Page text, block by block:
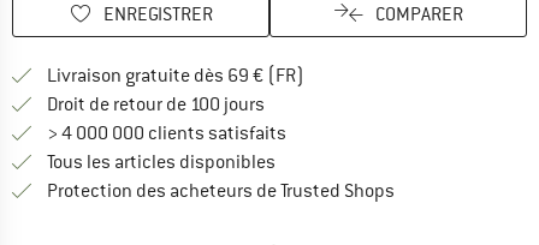
ENREGISTRER COMPARER
Livraison gratuite dès 69 € (FR)
Droit de retour de 100 jours
> 4 000 000 clients satisfaits
Tous les articles disponibles
Protection des acheteurs de Trusted Shops